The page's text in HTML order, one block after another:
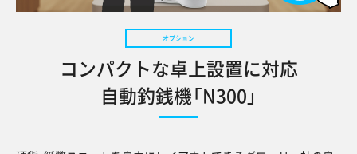
コンパクトな卓上設置に対応
自動釣銭機「N300」